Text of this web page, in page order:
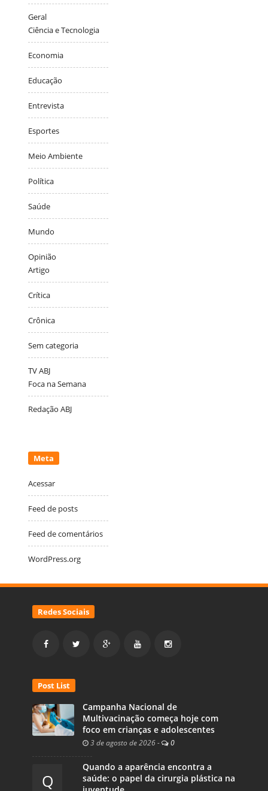
Geral
Ciência e Tecnologia
Economia
Educação
Entrevista
Esportes
Meio Ambiente
Política
Saúde
Mundo
Opinião
Artigo
Crítica
Crônica
Sem categoria
TV ABJ
Foca na Semana
Redação ABJ
Meta
Acessar
Feed de posts
Feed de comentários
WordPress.org
Redes Sociais
Post List
Campanha Nacional de
Multivacinação começa hoje com
foco em crianças e adolescentes
3 de agosto de 2026 - 0
Q
Quando a aparência encontra a
saúde: o papel da cirurgia plástica na